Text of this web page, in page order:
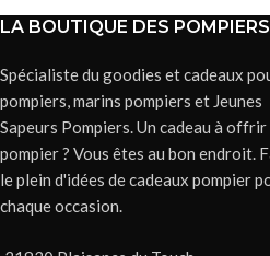
LA BOUTIQUE DES POMPIERS
Spécialiste du goodies et cadeaux
pompiers, marins pompiers et Jeunes
Sapeurs Pompiers. Un cadeau à offrir
pompier ? Vous êtes au bon endroit.
le plein d'idées de cadeaux pompier
chaque occasion.